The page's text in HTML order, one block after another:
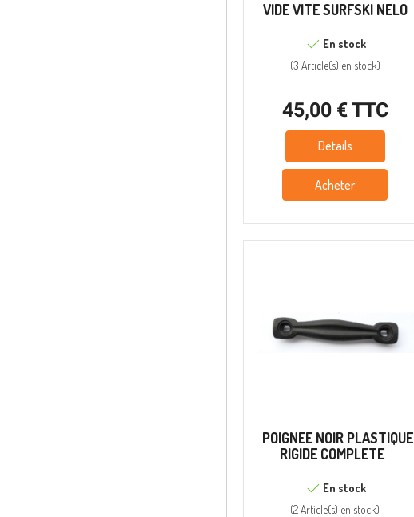
VIDE VITE SURFSKI NELO
En stock
(3 Article(s) en stock)
45,00 € TTC
Details
Acheter
POIGNEE NOIR PLASTIQUE
RIGIDE COMPLETE
En stock
(2 Article(s) en stock)